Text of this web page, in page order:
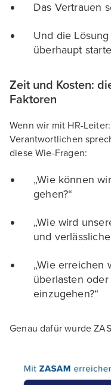
Das Vertrauen
Und die
überhaupt
Zeit und Kosten:
Faktoren
Wenn wir mit HR-
Verantwortlichen
diese Wie-Fragen:
„Wie können
gehen?“
„Wie wird
und
„Wie erreichen
überlasten
einzugehen?“
Genau dafür wurde